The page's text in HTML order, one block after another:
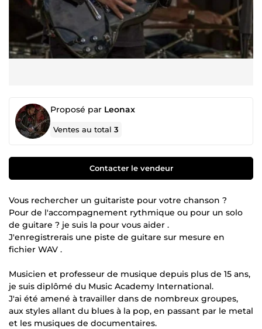
Proposé par Leonax
Ventes au total3
Contacter le vendeur
Vous rechercher un guitariste pour votre chanson ?
Pour de l'accompagnement rythmique ou pour un solo
de guitare ? je suis la pour vous aider .
J'enregistrerais une piste de guitare sur mesure en
fichier WAV .
Musicien et professeur de musique depuis plus de 15 ans,
je suis diplômé du Music Academy International.
J'ai été amené à travailler dans de nombreux groupes,
aux styles allant du blues à la pop, en passant par le metal
et les musiques de documentaires.